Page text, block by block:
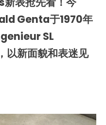
Genta于1970年
SL
以新面貌和表迷见